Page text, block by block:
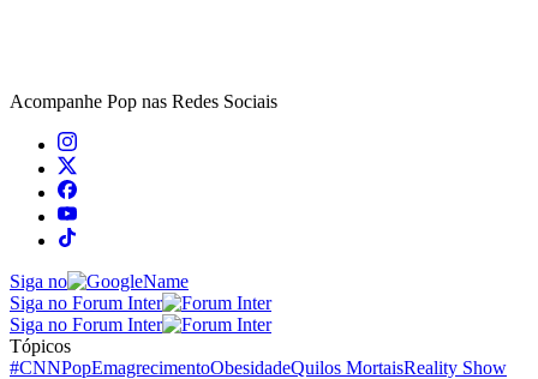
Acompanhe Pop nas Redes Sociais
Siga no
Siga no Forum Inter
Siga no Forum Inter
Tópicos
#CNNPopEmagrecimentoObesidadeQuilos MortaisReality Show